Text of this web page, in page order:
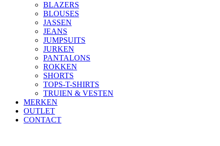
BLAZERS
BLOUSES
JASSEN
JEANS
JUMPSUITS
JURKEN
PANTALONS
ROKKEN
SHORTS
TOPS-T-SHIRTS
TRUIEN & VESTEN
MERKEN
OUTLET
CONTACT